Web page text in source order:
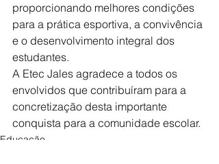
proporcionando melhores condições
para a prática esportiva, a convivência
e o desenvolvimento integral dos
estudantes.
A Etec Jales agradece a todos os
envolvidos que contribuíram para a
concretização desta importante
conquista para a comunidade escolar.
Educação